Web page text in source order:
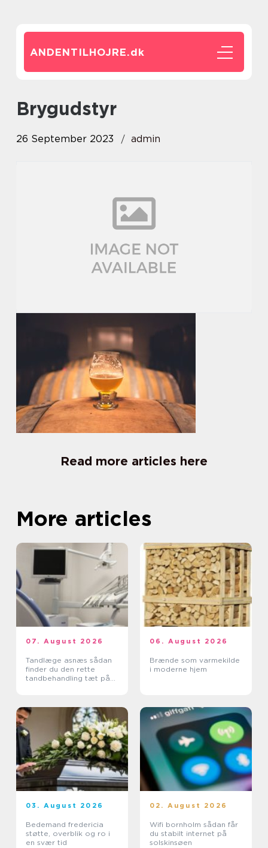
ANDENTILHOJRE.dk
brygudstyr
26 September 2023 admin
Read more articles here
More articles
07. August 2026
Tandlæge asnæs sådan
finder du den rette
tandbehandling tæt på
06. August 2026
Brænde som varmekilde
i moderne hjem
03. August 2026
Bedemand fredericia
støtte, overblik og ro i
en svær tid
02. August 2026
Wifi bornholm sådan får
du stabilt internet på
solskinsøen